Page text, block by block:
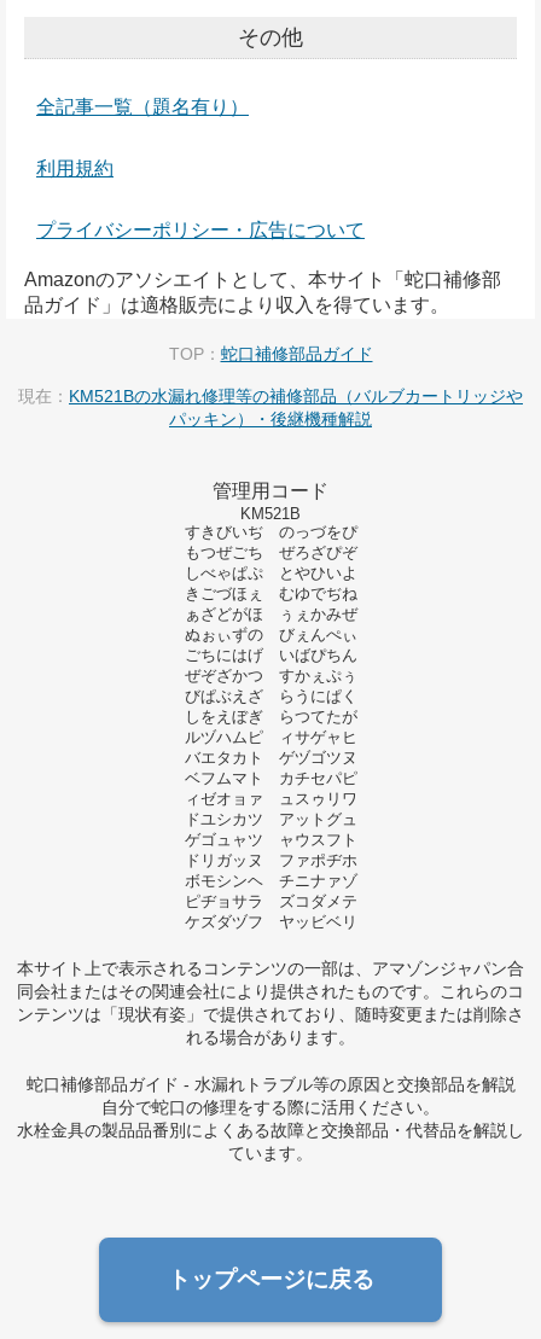
その他
全記事一覧（題名有り）
利用規約
プライバシーポリシー・広告について
Amazonのアソシエイトとして、本サイト「蛇口補修部
品ガイド」は適格販売により収入を得ています。
TOP： 蛇口補修部品ガイド
現在： KM521Bの水漏れ修理等の補修部品（バルブカートリッジや
パッキン）・後継機種解説
管理用コード
KM521B
すきびいぢ のっづをぴ
もつぜごち ぜろざぴぞ
しべゃぱぷ とやひいよ
きごづほぇ むゆでぢね
ぁざどがほ ぅぇかみぜ
ぬぉぃずの びぇんぺぃ
ごちにはげ いばぴちん
ぜぞざかつ すかぇぷぅ
びぱぶえざ らうにぱく
しをえぼぎ らつてたが
ルヅハムピ ィサゲャヒ
バエタカト ゲヅゴツヌ
ベフムマト カチセパピ
ィゼオョァ ュスゥリワ
ドユシカツ アットグュ
ゲゴュャツ ャウスフト
ドリガッヌ ファポヂホ
ボモシンヘ チニナァゾ
ピヂョサラ ズコダメテ
ケズダヅフ ヤッビベリ
本サイト上で表示されるコンテンツの一部は、アマゾンジャパン合
同会社またはその関連会社により提供されたものです。これらのコ
ンテンツは「現状有姿」で提供されており、随時変更または削除さ
れる場合があります。
蛇口補修部品ガイド - 水漏れトラブル等の原因と交換部品を解説
自分で蛇口の修理をする際に活用ください。
水栓金具の製品品番別によくある故障と交換部品・代替品を解説し
ています。
トップページに戻る